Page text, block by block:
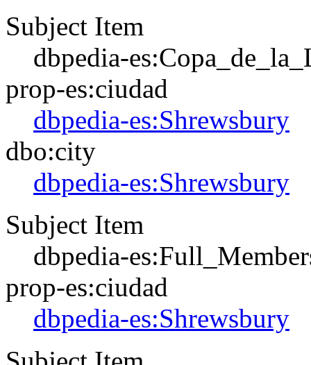
Subject Item
dbpedia-
prop-es:ciudad
dbpedia-es:Shrewsbury
dbo:city
dbpedia-es:Shrewsbury
Subject Item
dbpedia-
prop-es:ciudad
dbpedia-es:Shrewsbury